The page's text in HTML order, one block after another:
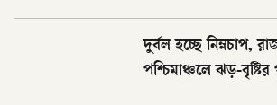
দুর্বল হচ্ছে নিম্নচাপ,
পশ্চিমাঞ্চলে ঝড়-বৃষ্টির